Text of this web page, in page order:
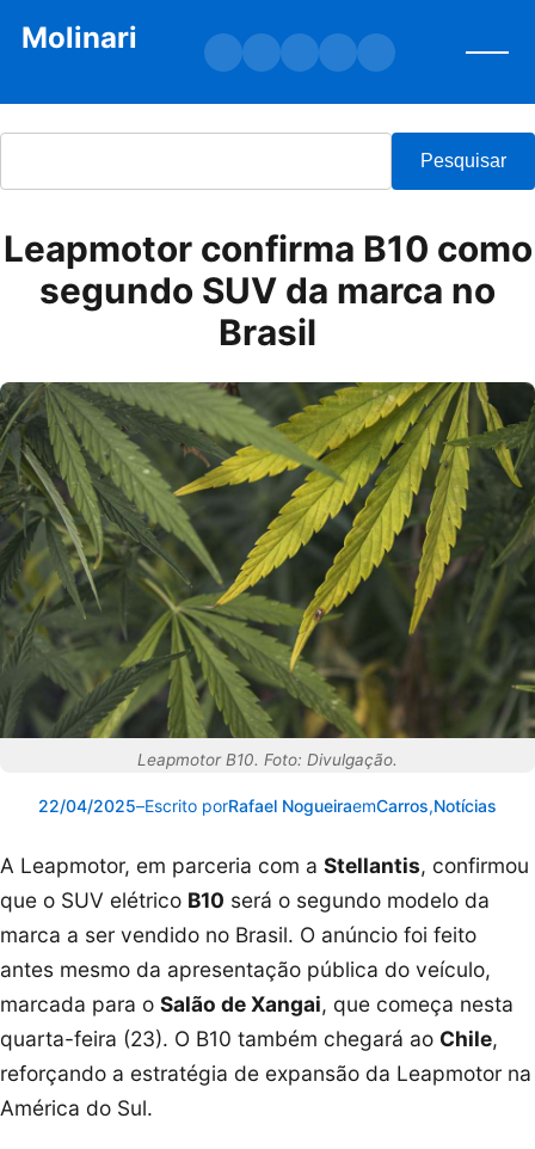
Molinari
FacebookInstagram TikTokYouTube
Pesquisar
Leapmotor confirma B10 como
segundo SUV da marca no
Brasil
Leapmotor B10. Foto: Divulgação.
22/04/2025–Escrito porRafael NogueiraemCarros,Notícias
A Leapmotor, em parceria com a Stellantis, confirmou
que o SUV elétrico B10 será o segundo modelo da
marca a ser vendido no Brasil. O anúncio foi feito
antes mesmo da apresentação pública do veículo,
marcada para o Salão de Xangai, que começa nesta
quarta-feira (23). O B10 também chegará ao Chile,
reforçando a estratégia de expansão da Leapmotor na
América do Sul.